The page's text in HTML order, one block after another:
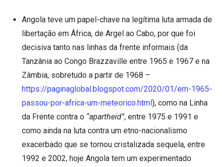
Angola teve um papel-chave na legítima luta armada de
libertação em África, de Argel ao Cabo, por que foi
decisiva tanto nas linhas da frente informais (da
Tanzânia ao Congo Brazzaville entre 1965 e 1967 e na
Zâmbia, sobretudo a partir de 1968 –
https://paginaglobal.blogspot.com/2020/01/em-1965-
passou-por-africa-um-meteorico.html ), como na Linha
da Frente contra o “apartheid”, entre 1975 e 1991 e
como ainda na luta contra um etno-nacionalismo
exacerbado que se tornou cristalizada sequela, entre
1992 e 2002; hoje Angola tem um experimentado